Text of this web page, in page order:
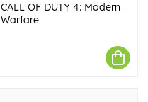
CALL OF DUTY 4: Modern
Warfare